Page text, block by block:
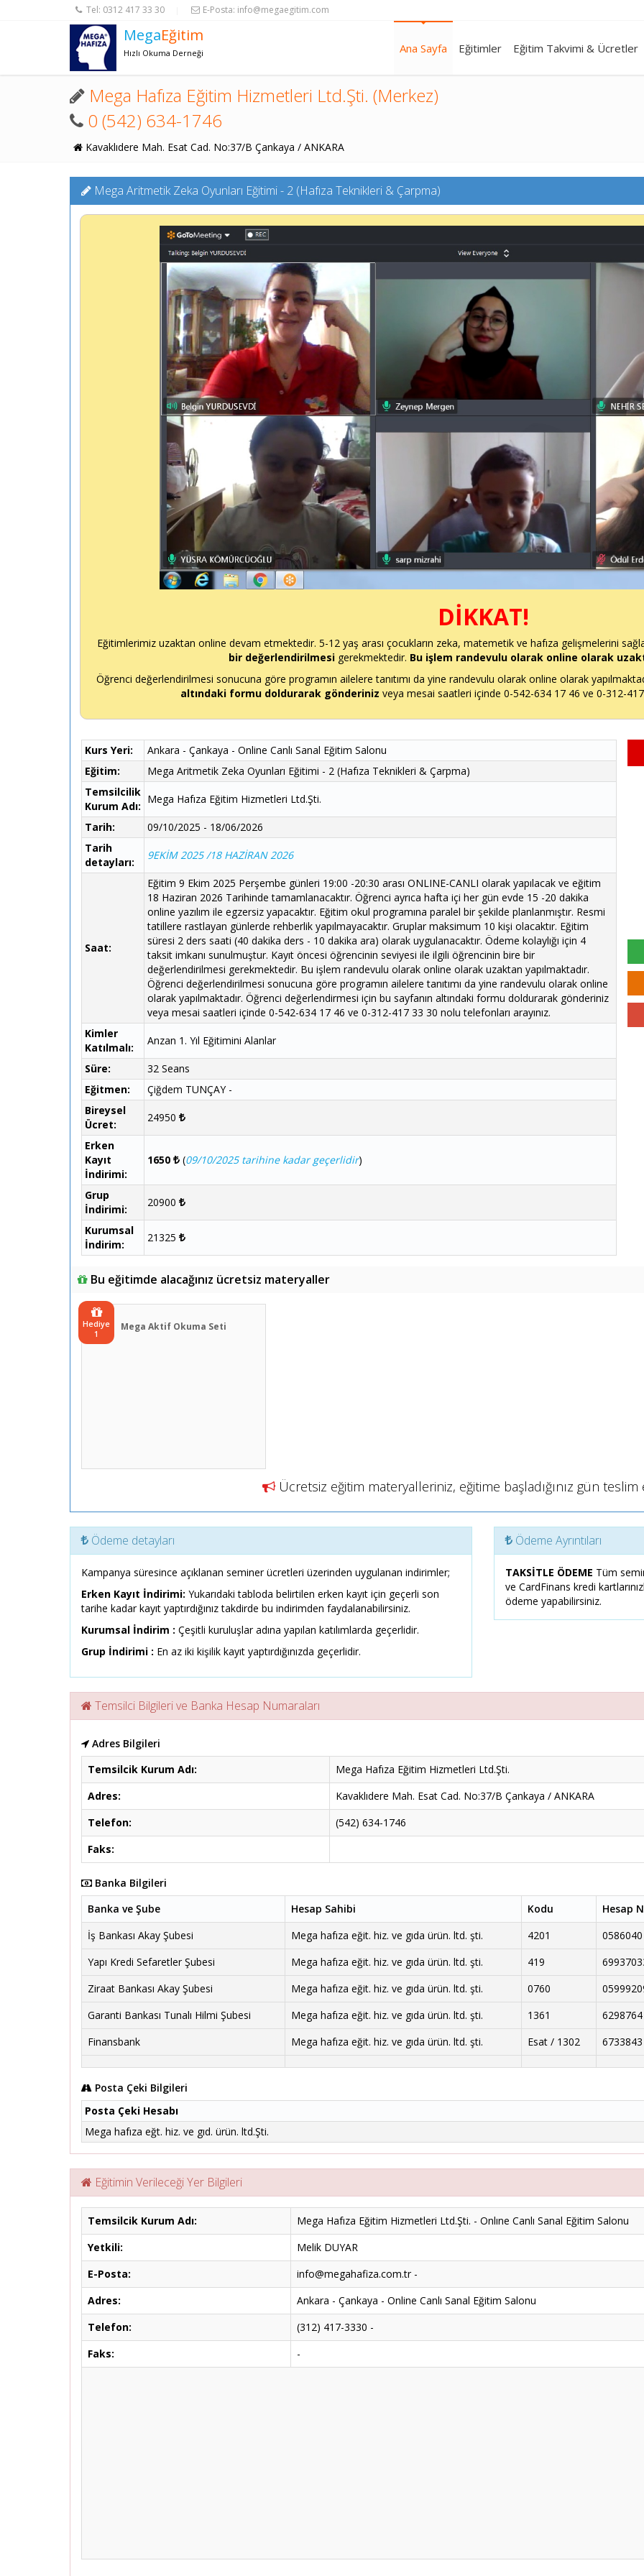
Tel: 0312 417 33 30 E-Posta: info@megaegitim.com
MegaEğitim
Hızlı Okuma Derneği Ana Sayfa Eğitimler Eğitim Takvimi & Ücretler
Mega Hafıza Eğitim Hizmetleri Ltd.Şti. (Merkez)
0 (542) 634-1746
Kavaklıdere Mah. Esat Cad. No:37/B Çankaya / ANKARA
Mega Aritmetik Zeka Oyunları Eğitimi - 2 (Hafıza Teknikleri & Çarpma)
DİKKAT!
Eğitimlerimiz uzaktan online devam etmektedir. 5-12 yaş arası çocukların zeka, matemetik ve hafıza gelişmelerini
bir değerlendirilmesigerekmektedir. Bu işlem randevulu olarak online olarak
Öğrenci değerlendirilmesi sonucuna göre programın ailelere tanıtımı da yine randevulu olarak online olarak
altındaki formu doldurarak gönderiniz veya mesai saatleri içinde 0-542-634 17 46 ve 0-312-417
Kurs Yeri:
Ankara - Çankaya - Online Canlı Sanal Eğitim Salonu
Eğitim:
Mega Aritmetik Zeka Oyunları Eğitimi - 2 (Hafıza Teknikleri & Çarpma)
Temsilcilik
Kurum Adı:
Mega Hafıza Eğitim Hizmetleri Ltd.Şti.
Tarih:
09/10/2025 - 18/06/2026
Tarih
detayları:
9EKİM 2025 /18 HAZİRAN 2026
Saat:
Eğitim 9 Ekim 2025 Perşembe günleri 19:00 -20:30 arası ONLINE-CANLI olarak yapılacak ve eğitim
18 Haziran 2026 Tarihinde tamamlanacaktır. Öğrenci ayrıca hafta içi her gün evde 15 -20 dakika
online yazılım ile egzersiz yapacaktır. Eğitim okul programına paralel bir şekilde planlanmıştır. Resmi
tatillere rastlayan günlerde rehberlik yapılmayacaktır. Gruplar maksimum 10 kişi olacaktır. Eğitim
süresi 2 ders saati (40 dakika ders - 10 dakika ara) olarak uygulanacaktır. Ödeme kolaylığı için 4
taksit imkanı sunulmuştur. Kayıt öncesi öğrencinin seviyesi ile ilgili öğrencinin bire bir
değerlendirilmesi gerekmektedir. Bu işlem randevulu olarak online olarak uzaktan yapılmaktadır.
Öğrenci değerlendirilmesi sonucuna göre programın ailelere tanıtımı da yine randevulu olarak online
olarak yapılmaktadır. Öğrenci değerlendirmesi için bu sayfanın altındaki formu doldurarak gönderiniz
veya mesai saatleri içinde 0-542-634 17 46 ve 0-312-417 33 30 nolu telefonları arayınız.
Kimler
Katılmalı:
Anzan 1. Yıl Eğitimini Alanlar
Süre:
32 Seans
Eğitmen:
Çiğdem TUNÇAY -
Bireysel
Ücret:
24950
Erken
Kayıt
İndirimi:
1650 (09/10/2025 tarihine kadar geçerlidir)
Grup
İndirimi:
20900
Kurumsal
İndirim:
21325
Bu eğitimde alacağınız ücretsiz materyaller
Mega Aktif Okuma Seti
Hediye
1
Ücretsiz eğitim materyalleriniz, eğitime başladığınız gün teslim
Ödeme detayları
Kampanya süresince açıklanan seminer ücretleri üzerinden uygulanan indirimler;
Erken Kayıt İndirimi: Yukarıdaki tabloda belirtilen erken kayıt için geçerli son
tarihe kadar kayıt yaptırdığınız takdirde bu indirimden faydalanabilirsiniz.
Kurumsal İndirim : Çeşitli kuruluşlar adına yapılan katılımlarda geçerlidir.
Grup İndirimi : En az iki kişilik kayıt yaptırdığınızda geçerlidir.
Ödeme Ayrıntıları
TAKSİTLE ÖDEME Tüm
ve CardFinans kredi
ödeme yapabilirsiniz.
Temsilci Bilgileri ve Banka Hesap Numaraları
Adres Bilgileri
Temsilcik Kurum Adı:
Mega Hafıza Eğitim Hizmetleri Ltd.Şti.
Adres:
Kavaklıdere Mah. Esat Cad. No:37/B Çankaya / ANKARA
Telefon:
(542) 634-1746
Faks:
Banka Bilgileri
Banka ve Şube
Hesap Sahibi Kodu Hesap
İş Bankası Akay Şubesi
Mega hafıza eğit. hiz. ve gıda ürün. ltd. şti. 4201 0586040
Yapı Kredi Sefaretler Şubesi
Mega hafıza eğit. hiz. ve gıda ürün. ltd. şti. 419
Ziraat Bankası Akay Şubesi
Mega hafıza eğit. hiz. ve gıda ürün. ltd. şti. 0760
Garanti Bankası Tunalı Hilmi Şubesi
Mega hafıza eğit. hiz. ve gıda ürün. ltd. şti. 1361 6298764
Finansbank
Mega hafıza eğit. hiz. ve gıda ürün. ltd. şti. Esat / 1302 6733843
Posta Çeki Bilgileri
Posta Çeki Hesabı
Mega hafıza eğt. hiz. ve gıd. ürün. ltd.Şti.
Eğitimin Verileceği Yer Bilgileri
Temsilcik Kurum Adı:
Mega Hafıza Eğitim Hizmetleri Ltd.Şti. - Onlıne Canlı Sanal Eğitim Salonu
Yetkili:
Melik DUYAR
E-Posta:
info@megahafiza.com.tr -
Adres:
Ankara - Çankaya - Online Canlı Sanal Eğitim Salonu
Telefon:
(312) 417-3330 -
Faks:
-